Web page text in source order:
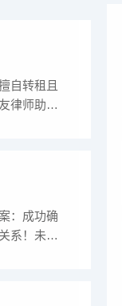
自转租且
律师助房
：成功确
系！未签